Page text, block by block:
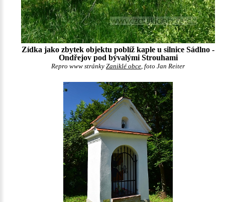
Zídka jako zbytek objektu poblíž kaple u silnice Sádlno -
Ondřejov pod bývalými Strouhami
Repro www stránky Zaniklé obce , foto Jan Reiter